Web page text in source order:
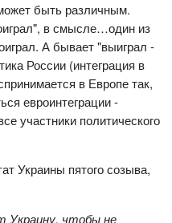
быть различным.
в смысле…один из
А бывает "выиграл -
России (интеграция в
в Европе так,
евроинтеграции -
участники политического
Украины пятого созыва,
Украину, чтобы не